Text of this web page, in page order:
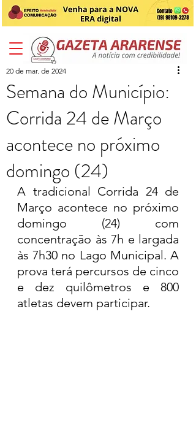
Semana do Município:
Corrida 24 de Março
acontece no próximo
domingo (24)
20 de mar. de 2024
A tradicional Corrida 24 de
Março acontece no próximo
domingo (24) com
concentração às 7h e largada
às 7h30 no Lago Municipal. A
prova terá percursos de cinco
e dez quilômetros e 800
atletas devem participar.